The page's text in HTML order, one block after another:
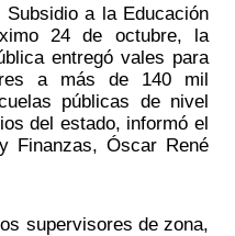
a la Educación
24 de octubre, la
entregó vales para
a más de 140 mil
públicas de nivel
del estado, informó el
Finanzas, Óscar René
supervisores de zona,